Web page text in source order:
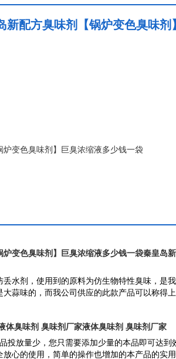
新配方臭味剂【锅炉变色臭味
炉变色臭味剂】巨臭浓缩液多少钱一袋
炉变色臭味剂】巨臭浓缩液多少钱一袋秦皇岛
丢水剂，使用到的原料为仿生物特性臭味，是
大蒜味的，而我公司供应的此款产品可以称得
体臭味剂 臭味剂厂家液体臭味剂 臭味剂厂家
品投放量少，您只需要添加少量的本品即可达
放心的使用，简单的操作也增加的本产品的实